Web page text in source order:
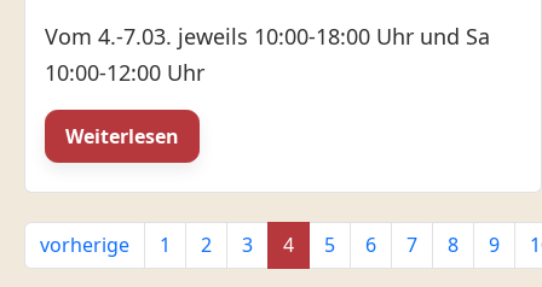
Vom 4.-7.03. jeweils 10:00-18:00 Uhr und Sa
10:00-12:00 Uhr
Weiterlesen
vorherige 1 2 3 4 5 6 7 8 9